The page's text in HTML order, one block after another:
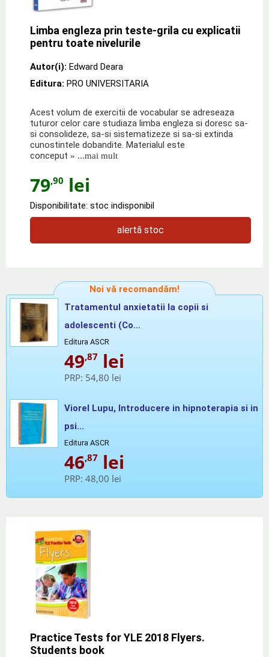
Limba engleza prin teste-grila cu explicatii
pentru toate nivelurile
Autor(i): Edward Deara
Editura: PRO UNIVERSITARIA
Acest volum de exercitii de vocabular se adreseaza
tuturor celor care studiaza limba engleza si doresc sa-
si consolideze, sa-si sistematizeze si sa-si extinda
cunostintele dobandite. Materialul este
conceput » ...mai mult
79,90 lei
Disponibilitate: stoc indisponibil
alertă stoc
Noi vă recomandăm!
Tratamentul anxietatii la copii si
adolescenti (Co...
Editura ASCR
49,87 lei
PRP: 54,80 lei
Viorel Lupu, Introducere in hipnoterapia si in
psi...
Editura ASCR
46,87 lei
PRP: 48,00 lei
Practice Tests for YLE 2018 Flyers.
Students book